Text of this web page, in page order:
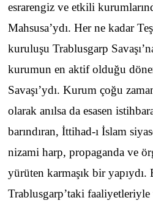
esrarengiz ve etkili
Mahsusa’ydı. Her ne kadar
kuruluşu Trablusgarp
kurumun en aktif olduğu
Savaşı’ydı. Kurum çoğu
olarak anılsa da esasen
barındıran, İttihad-ı İslam
nizami harp, propaganda ve
yürüten karmaşık bir yapıydı.
Trablusgarp’taki faaliyetleriyle